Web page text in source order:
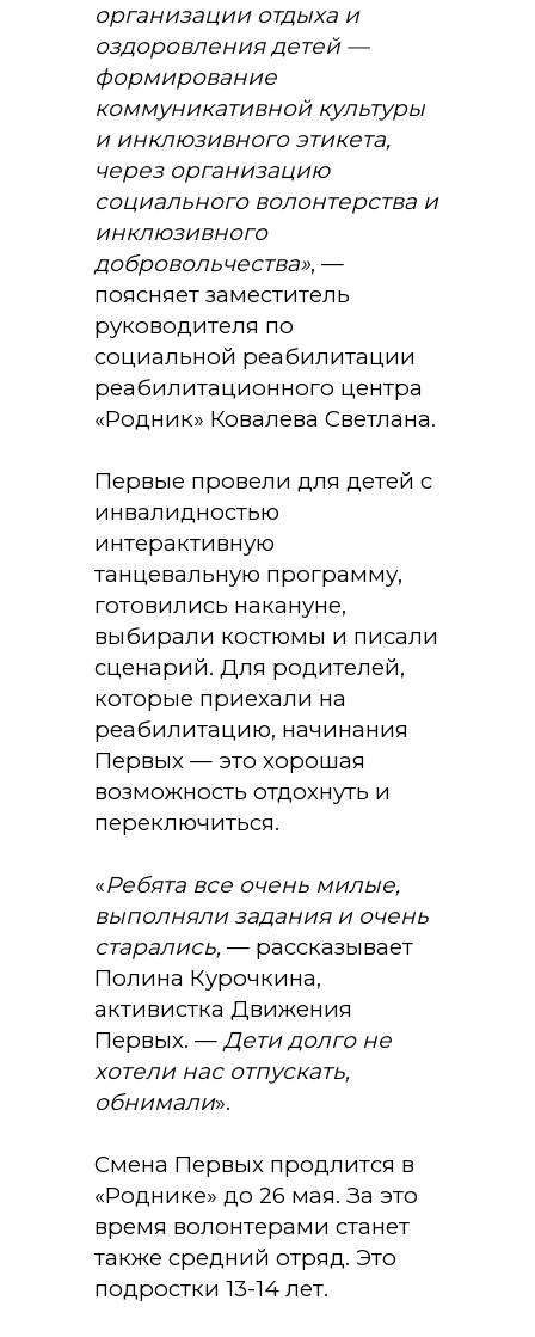
организации отдыха и
оздоровления детей —
формирование
коммуникативной культуры
и инклюзивного этикета,
через организацию
социального волонтерства и
инклюзивного
добровольчества», —
поясняет заместитель
руководителя по
социальной реабилитации
реабилитационного центра
«Родник» Ковалева Светлана.
Первые провели для детей с
инвалидностью
интерактивную
танцевальную программу,
готовились накануне,
выбирали костюмы и писали
сценарий. Для родителей,
которые приехали на
реабилитацию, начинания
Первых — это хорошая
возможность отдохнуть и
переключиться.
«Ребята все очень милые,
выполняли задания и очень
старались, — рассказывает
Полина Курочкина,
активистка Движения
Первых. — Дети долго не
хотели нас отпускать,
обнимали».
Смена Первых продлится в
«Роднике» до 26 мая. За это
время волонтерами станет
также средний отряд. Это
подростки 13-14 лет.